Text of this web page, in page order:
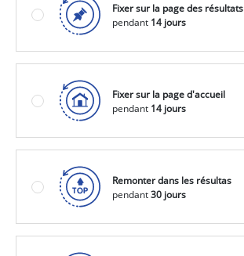
Fixer sur la page des résultats
pendant 14 jours
Fixer sur la page d'accueil
pendant 14 jours
Remonter dans les résultas
pendant30 jours